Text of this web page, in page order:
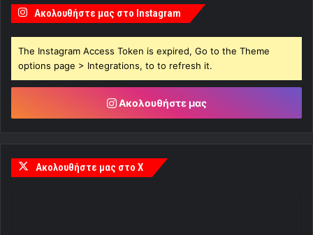
Ακολουθήστε μας στο Instagram
The Instagram Access Token is expired, Go to the Theme
options page > Integrations, to to refresh it.
Ακολουθήστε μας
Ακολουθήστε μας στο X